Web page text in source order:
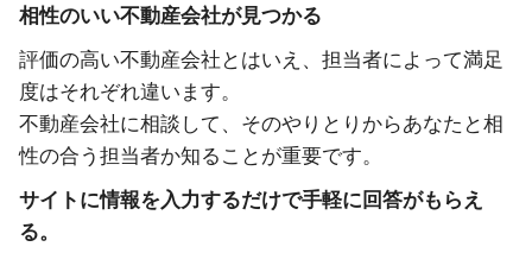
相性のいい不動産会社が見つかる
評価の高い不動産会社とはいえ、担当者によって満足
度はそれぞれ違います。
不動産会社に相談して、そのやりとりからあなたと相
性の合う担当者か知ることが重要です。
サイトに情報を入力するだけで手軽に回答がもらえ
る。